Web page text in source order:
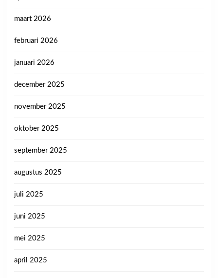
maart 2026
februari 2026
januari 2026
december 2025
november 2025
oktober 2025
september 2025
augustus 2025
juli 2025
juni 2025
mei 2025
april 2025